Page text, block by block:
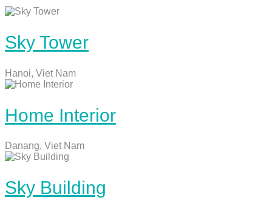
Sky Tower
Hanoi, Viet Nam
Home Interior
Danang, Viet Nam
Sky Building